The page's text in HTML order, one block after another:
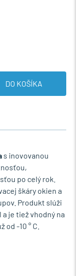
DO KOŠÍKA
s inovovanou
po celý rok.
škáry okien a
Produkt slúži
je tiež vhodný na
-10 ° C.